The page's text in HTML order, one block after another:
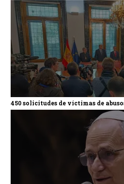
450 solicitudes de víctimas de